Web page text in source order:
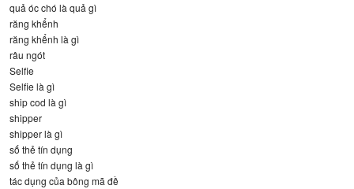
quả óc chó là quả gì
răng khểnh
răng khểnh là gì
râu ngót
Selfie
Selfie là gì
ship cod là gì
shipper
shipper là gì
số thẻ tín dụng
số thẻ tín dụng là gì
tác dụng của bông mã đề